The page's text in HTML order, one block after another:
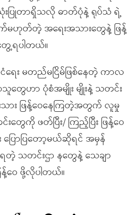
ပြုတာရှိသလို ဓာတ်ပုံနဲ့ ရုပ်သံ ရဲ့
ဟုတ်တဲ့ အရေးအသားတွေနဲ့ ဖြန့်
ရပါတယ်။
ငံရေး မတည်မငြိမ်ဖြစ်နေတဲ့ ကာလ
သူတွေဟာ ပုံစံအမျိုး မျိုးနဲ့ သတင်း
ား ဖြန့်ဝေနေကြတဲ့အတွက် လူမှု
ကို ဖတ်ပြီး/ ကြည့်ပြီး ဖြန့်ဝေ
ပြောပြတော့မယ်ဆိုရင် အမှန်
သတင်းဌာ နတွေနဲ့ သေချာ
ဝေ ဖို့လိုပါတယ်။